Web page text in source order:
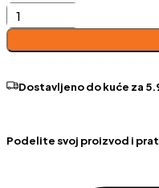
Milano-
levi
ugao
Dostavljeno do kuće za
Podelite svoj proizvod i